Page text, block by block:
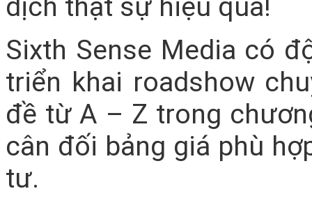
dịch thật sự hiệu quả!
Sixth Sense Media có
triển khai roadshow
đề từ A – Z trong
cân đối bảng giá phù
tư.